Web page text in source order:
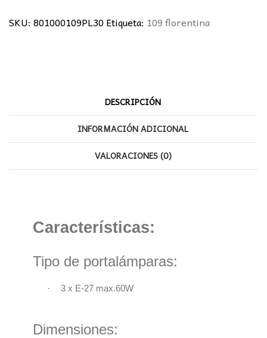
SKU: 801000109PL30Etiqueta: 109 florentina
DESCRIPCIÓN
INFORMACIÓN ADICIONAL
VALORACIONES (0)
Características:
Tipo de portalámparas:
· 3 x E-27 max.60W
Dimensiones: